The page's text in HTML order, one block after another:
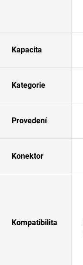
Kapacita
Kategorie
Provedení
Konektor
Kompatibilita